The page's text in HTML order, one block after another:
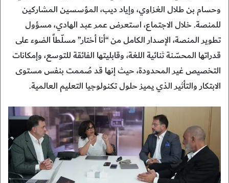
وحسام بن طلال الغزاوي، وإياد ديب، المؤسسين المشاركين
للمنصة. خلال الاجتماع، استعرض عمر عبد الهادي، مسؤول
تطوير المنصة، الإصدار الكامل من “أنا أختار” مسلّطاً الضوء على
قدراتها المحسّنة ثنائية اللغة، وقابليتها الفائقة للتوسع، وإمكانات
التخصيص غير المحدودة، حيث إنها قد صُممت بنفس مستوى
الابتكار والتأثير الذي يميز حلول تكنولوجيا التعليم العالمية.